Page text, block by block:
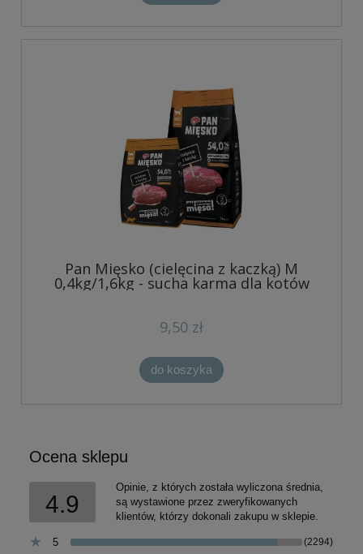
Pan Mięsko (cielęcina z kaczką) M
0,4kg/1,6kg - sucha karma dla kotów
9,50 zł
do koszyka
Ocena sklepu
4.9
Opinie, z których została wyliczona średnia,
są wystawione przez zweryfikowanych
klientów, którzy dokonali zakupu w sklepie.
5 (2294)